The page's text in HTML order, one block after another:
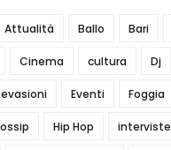
Attualità Ballo Bari
Cinema cultura Dj
evasioni Eventi Foggia
Hip Hop interviste